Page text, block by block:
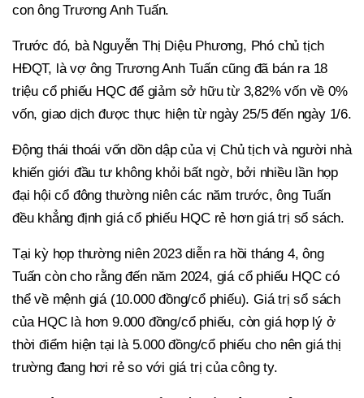
con ông Trương Anh Tuấn.
Trước đó, bà Nguyễn Thị Diệu Phương, Phó chủ tịch
HĐQT, là vợ ông Trương Anh Tuấn cũng đã bán ra 18
triệu cổ phiếu HQC để giảm sở hữu từ 3,82% vốn về 0%
vốn, giao dịch được thực hiện từ ngày 25/5 đến ngày 1/6.
Động thái thoái vốn dồn dập của vị Chủ tịch và người nhà
khiến giới đầu tư không khỏi bất ngờ, bởi nhiều lần họp
đại hội cổ đông thường niên các năm trước, ông Tuấn
đều khẳng định giá cổ phiếu HQC rẻ hơn giá trị sổ sách.
Tại kỳ họp thường niên 2023 diễn ra hồi tháng 4, ông
Tuấn còn cho rằng đến năm 2024, giá cổ phiếu HQC có
thể về mệnh giá (10.000 đồng/cổ phiếu). Giá trị sổ sách
của HQC là hơn 9.000 đồng/cổ phiếu, còn giá hợp lý ở
thời điểm hiện tại là 5.000 đồng/cổ phiếu cho nên giá thị
trường đang hơi rẻ so với giá trị của công ty.